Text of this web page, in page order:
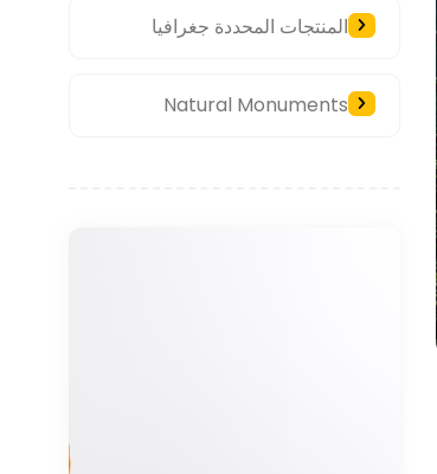
المنتجات المحددة جغرافيا
Natural Monuments